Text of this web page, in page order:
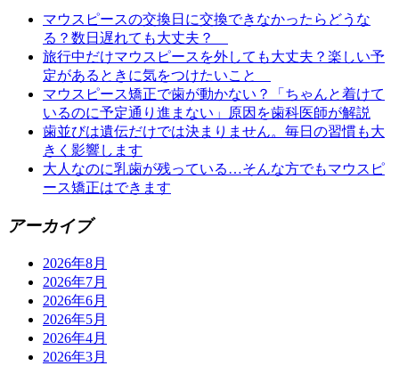
マウスピースの交換日に交換できなかったらどうな
る？数日遅れても大丈夫？
旅行中だけマウスピースを外しても大丈夫？楽しい予
定があるときに気をつけたいこと
マウスピース矯正で歯が動かない？「ちゃんと着けて
いるのに予定通り進まない」原因を歯科医師が解説
歯並びは遺伝だけでは決まりません。毎日の習慣も大
きく影響します
大人なのに乳歯が残っている…そんな方でもマウスピ
ース矯正はできます
アーカイブ
2026年8月
2026年7月
2026年6月
2026年5月
2026年4月
2026年3月